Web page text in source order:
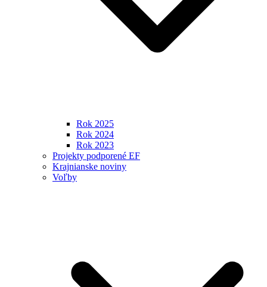
Rok 2025
Rok 2024
Rok 2023
Projekty podporené EF
Krajnianske noviny
Voľby